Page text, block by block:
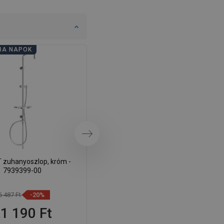
NAPOK
zuhanyoszlop, króm -
7939399-00
487 Ft -20%
190 Ft
Következő